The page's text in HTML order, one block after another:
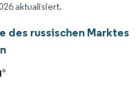
aktualisiert.
des russischen Marktes
*